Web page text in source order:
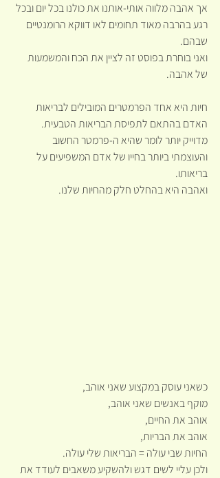
אך אהבה מלווה אותי-אותנו את כולנו בכל יום ובכל
רגע בהרבה מאוד תחומים לאו דווקא הרומנטיים
שבהם.
ואני בוחרת בפוסט זה לציין את הכח והמשמעות
של אהבה.
חיות היא אחד הפרמטרים המובילים לבריאות
האדם בהתאם לתפיסת הבריאות הטבעית.
מדוייק יותר לומר שהיא ה-פרמטר החשוב
והעוצמתי ביותר בחייו של אדם המשפיעים על
בריאותו.
ואהבה היא בהחלט חלק מהחיות שלנו.
כשאני עוסק במקצוע שאני אוהב,
מוקף באנשים שאני אוהב,
אוהב את החיים,
אוהב את הבריות,
החיות שבי עולה = הבריאות שלי עולה.
ולכן עליי לשים דגש ולהשקיע משאבים לעודד את